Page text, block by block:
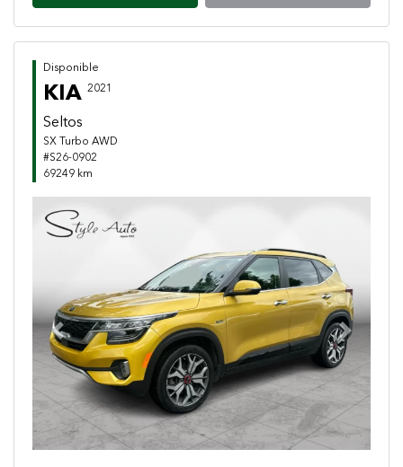
Disponible
KIA 2021
Seltos
SX Turbo AWD
#S26-0902
69249 km
Previous Next